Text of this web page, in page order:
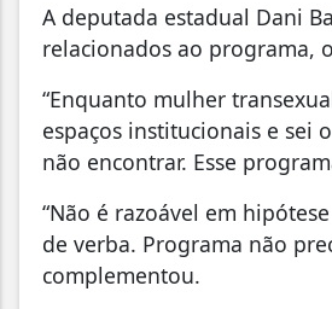
A deputada estadual Dani
relacionados ao programa,
“Enquanto mulher
espaços institucionais e sei
não encontrar. Esse
“Não é razoável em
de verba. Programa não
complementou.